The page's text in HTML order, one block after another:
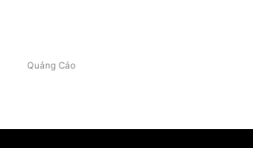
Quảng Cáo